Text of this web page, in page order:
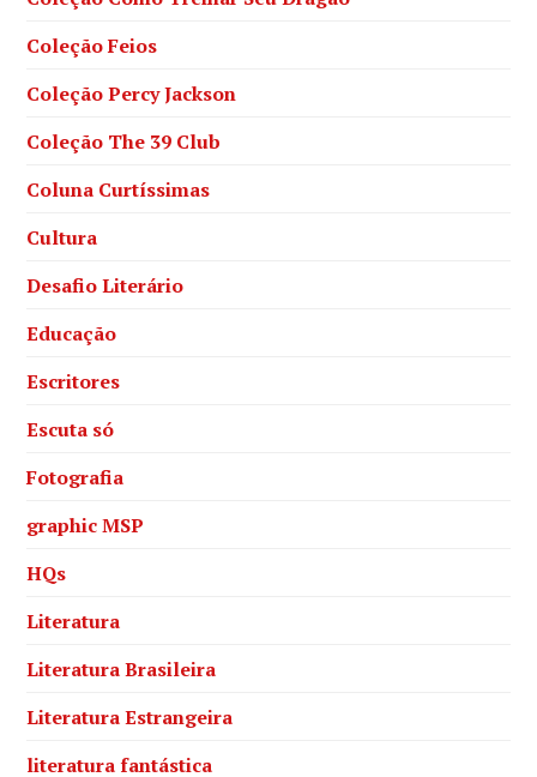
Coleção Feios
Coleção Percy Jackson
Coleção The 39 Club
Coluna Curtíssimas
Cultura
Desafio Literário
Educação
Escritores
Escuta só
Fotografia
graphic MSP
HQs
Literatura
Literatura Brasileira
Literatura Estrangeira
literatura fantástica